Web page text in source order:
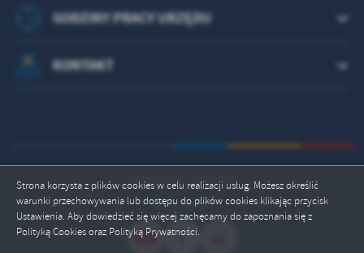
Strona korzysta z plików cookies w celu realizacji usług. Możesz określić
warunki przechowywania lub dostępu do plików cookies klikając przycisk
Ustawienia. Aby dowiedzieć się więcej zachęcamy do zapoznania się z
Polityką Cookies oraz Polityką Prywatności.
GODZINY PRACY URZĘDU
KONTAKT
Odwiedzin: 1823373
Online: 15